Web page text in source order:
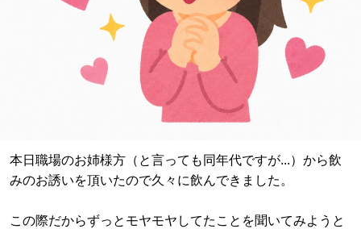
本日職場のお姉様方（と言っても同年代ですが...）から飲
みのお誘いを頂いたので久々に飲んできました。
この際だからずっとモヤモヤしてたことを聞いてみようと